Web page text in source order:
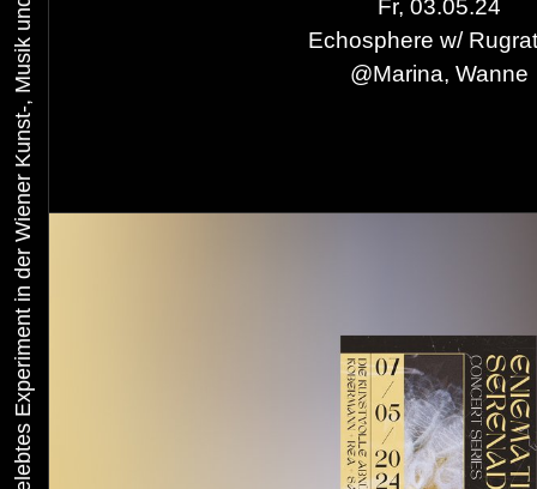
Fr, 03.05.24
Echosphere w/
@Marina, Wanne
Garten von Eben